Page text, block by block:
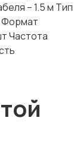
– 1.5 м Тип
Формат
Частота